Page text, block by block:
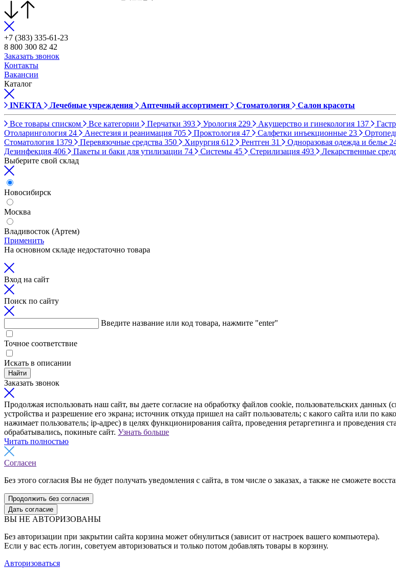
+7 (383) 335-61-23
8 800 300 82 42
Заказать звонок
Контакты
Вакансии
Каталог
INEKTA Лечебные учреждения Аптечный ассортимент Стоматология Салон красоты
Все товары списком Все категории Перчатки 393 Урология 229 Акушерство и гинекология 137
Отоларингология 24 Анестезия и реанимация 705 Проктология 47 Салфетки инъекционные 23
Стоматология 1379 Перевязочные средства 350 Хирургия 612 Рентген 31 Одноразовая одежда и белье
Дезинфекция 406 Пакеты и баки для утилизации 74 Системы 45 Стерилизация 493 Лекарственные
Выберите свой склад
Новосибирск
Москва
Владивосток (Артем)
Применить
На основном складе недостаточно товара
Вход на сайт
Поиск по сайту
Введите название или код товара, нажмите "enter"
Точное соответствие
Искать в описании
Найти
Заказать звонок
Продолжая использовать наш сайт, вы даете согласие на обработку файлов cookie, пользовательских
устройства и разрешение его экрана; источник откуда пришел на сайт пользователь; с какого сайта или по
нажимает пользователь; ip-адрес) в целях функционирования сайта, проведения ретаргетинга и проведения
обрабатывались, покиньте сайт. Узнать больше
Читать полностью
Согласен
Без этого согласия Вы не будет получать уведомления с сайта, в том числе о заказах, а также не сможете
Продолжить без согласия
Дать согласие
ВЫ НЕ АВТОРИЗОВАНЫ
Без авторизации при закрытии сайта корзина может обнулиться (зависит от настроек вашего компьютера).
Если у вас есть логин, советуем авторизоваться и только потом добавлять товары в корзину.
Авторизоваться